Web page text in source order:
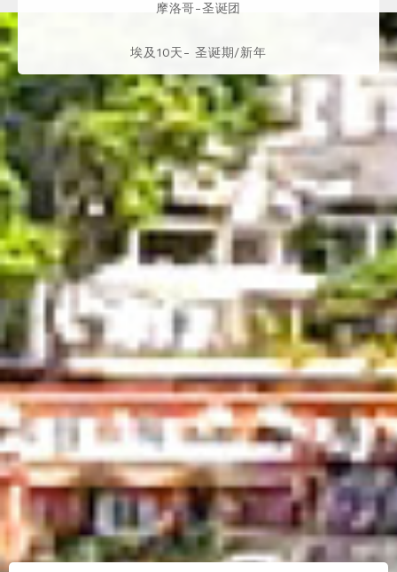
摩洛哥-圣诞团
埃及10天- 圣诞期/新年